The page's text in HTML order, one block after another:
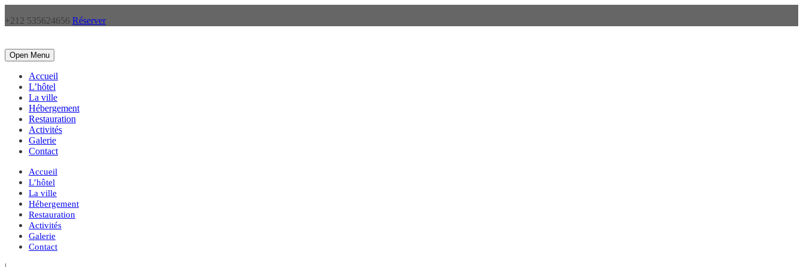
+212 535624656 Réserver
Open Menu
Accueil
L’hôtel
La ville
Hébergement
Restauration
Activités
Galerie
Contact
Accueil
L’hôtel
La ville
Hébergement
Restauration
Activités
Galerie
Contact